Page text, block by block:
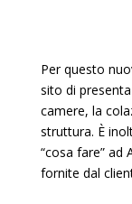
Per questo
sito di
camere, la
struttura. È
“cosa fare”
fornite dal